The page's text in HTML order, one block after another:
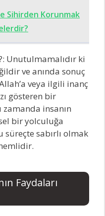
Sihirden Korunmak
Unutulmamalıdır ki
ve anında sonuç
veya ilgili inanç
gösteren bir
insanın
bir yolculuğa
süreçte sabırlı olmak
Faydaları